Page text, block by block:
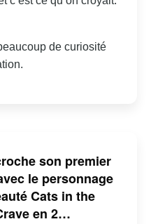
de curiosité
son premier
le personnage
Cats in the
en 2…